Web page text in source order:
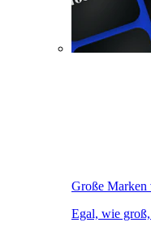
Große Marken
Egal, wie